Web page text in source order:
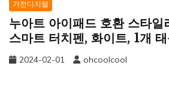
가전디지털
누아트 아이패드 호환 스타일
스마트 터치펜, 화이트, 1개
2024-02-01 ohcoolcool